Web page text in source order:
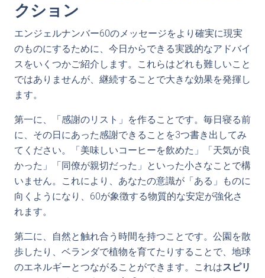
クション
エンジェルナンバー60のメッセージをより確実に現実
のものにするために、今日からできる実践的なアドバイ
スをいくつかご紹介します。これらはどれも難しいこと
ではありませんが、継続することで大きな効果を発揮し
ます。
第一に、「感謝のリスト」を作ることです。毎日寝る前
に、その日にあった感謝できることを3つ書き出してみ
てください。「美味しいコーヒーを飲めた」「天気が良
かった」「同僚が親切だった」といった小さなことで構
いません。これにより、あなたの意識が「ある」ものに
向くようになり、60が象徴する物質的な安定が強化さ
れます。
第二に、自然と触れ合う時間を持つことです。公園を散
歩したり、ベランダで植物を育てたりすることで、地球
のエネルギーとつながることができます。これはスピリ